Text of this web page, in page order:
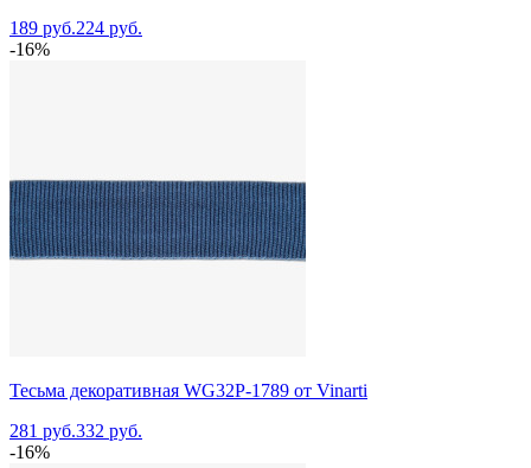
189 руб.224 руб.
-16%
Тесьма декоративная WG32P-1789 от Vinarti
281 руб.332 руб.
-16%